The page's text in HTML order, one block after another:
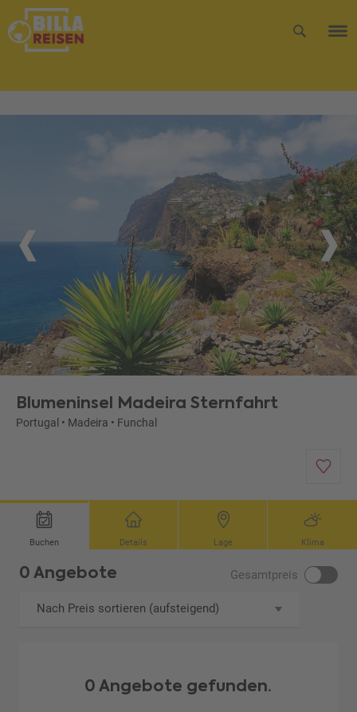
Blumeninsel Madeira Sternfahrt
Portugal • Madeira • Funchal
Buchen Details Lage Klima
0 Angebote Gesamtpreis
Nach Preis sortieren (aufsteigend)
0 Angebote gefunden.